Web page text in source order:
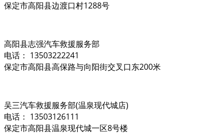
保定市高阳县边渡口村1288号
高阳县志强汽车救援服务部
电话： 13503222241
保定市高阳县高保路与向阳街交叉口东200米
吴三汽车救援服务部(温泉现代城店)
电话： 13503126111
保定市高阳县温泉现代城一区8号楼